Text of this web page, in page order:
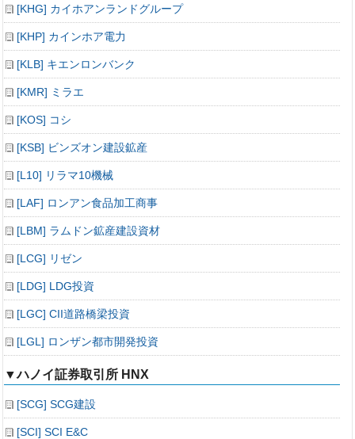
[KHG] カイホアンランドグループ
[KHP] カインホア電力
[KLB] キエンロンバンク
[KMR] ミラエ
[KOS] コシ
[KSB] ビンズオン建設鉱産
[L10] リラマ10機械
[LAF] ロンアン食品加工商事
[LBM] ラムドン鉱産建設資材
[LCG] リゼン
[LDG] LDG投資
[LGC] CII道路橋梁投資
[LGL] ロンザン都市開発投資
▼ハノイ証券取引所 HNX
[SCG] SCG建設
[SCI] SCI E&C